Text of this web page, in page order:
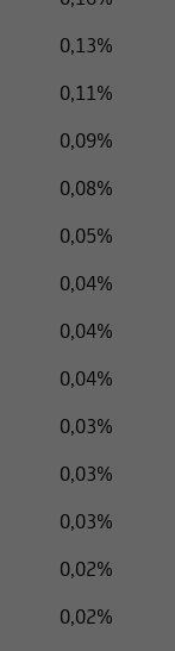
0,13%
0,11%
0,09%
0,08%
0,05%
0,04%
0,04%
0,04%
0,03%
0,03%
0,03%
0,02%
0,02%